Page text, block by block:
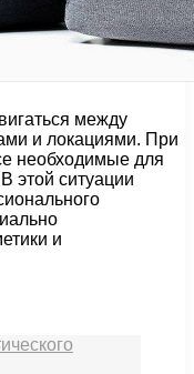
между
и локациями. При
необходимые для
этой ситуации
и